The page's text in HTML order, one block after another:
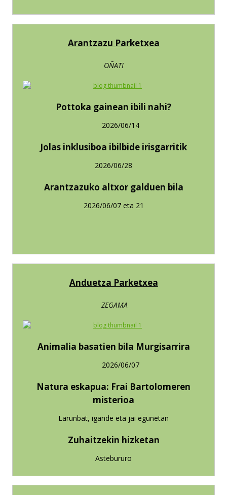
Arantzazu Parketxea
OÑATI
Pottoka gainean ibili nahi?
2026/06/14
Jolas inklusiboa ibilbide irisgarritik
2026/06/28
Arantzazuko altxor galduen bila
2026/06/07 eta 21
Anduetza Parketxea
ZEGAMA
Animalia basatien bila Murgisarrira
2026/06/07
Natura eskapua: Frai Bartolomeren
misterioa
Larunbat, igande eta jai egunetan
Zuhaitzekin hizketan
Astebururo